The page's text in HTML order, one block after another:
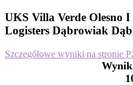
UKS Villa Verde Olesno I
Logisters Dąbrowiak
Szczegółowe wyniki na stronie